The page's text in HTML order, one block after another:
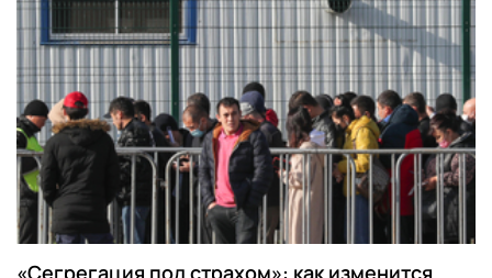
«Сегрегация под страхом»: как изменится